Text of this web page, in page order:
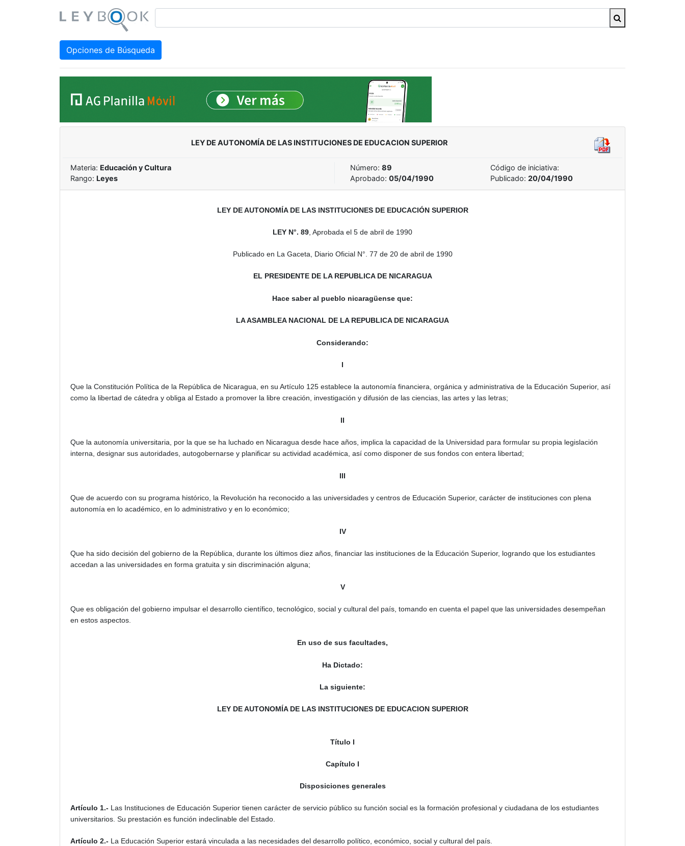
Opciones de Búsqueda
LEY DE AUTONOMÍA DE LAS INSTITUCIONES DE EDUCACION SUPERIOR
Materia: Educación y Cultura
Rango: Leyes
Número: 89
Código de iniciativa:
Aprobado: 05/04/1990 Publicado: 20/04/1990
LEY DE AUTONOMÍA DE LAS INSTITUCIONES DE EDUCACIÓN SUPERIOR
LEY N°. 89, Aprobada el 5 de abril de 1990
Publicado en La Gaceta, Diario Oficial N°. 77 de 20 de abril de 1990
EL PRESIDENTE DE LA REPUBLICA DE NICARAGUA
Hace saber al pueblo nicaragüense que:
LA ASAMBLEA NACIONAL DE LA REPUBLICA DE NICARAGUA
Considerando:
I
Que la Constitución Política de la República de Nicaragua, en su Artículo 125 establece la autonomía financiera, orgánica y administrativa de la Educación Superior, así
como la libertad de cátedra y obliga al Estado a promover la libre creación, investigación y difusión de las ciencias, las artes y las letras;
II
Que la autonomía universitaria, por la que se ha luchado en Nicaragua desde hace años, implica la capacidad de la Universidad para formular su propia legislación
interna, designar sus autoridades, autogobernarse y planificar su actividad académica, así como disponer de sus fondos con entera libertad;
III
Que de acuerdo con su programa histórico, la Revolución ha reconocido a las universidades y centros de Educación Superior, carácter de instituciones con plena
autonomía en lo académico, en lo administrativo y en lo económico;
IV
Que ha sido decisión del gobierno de la República, durante los últimos diez años, financiar las instituciones de la Educación Superior, logrando que los estudiantes
accedan a las universidades en forma gratuita y sin discriminación alguna;
V
Que es obligación del gobierno impulsar el desarrollo científico, tecnológico, social y cultural del país, tomando en cuenta el papel que las universidades desempeñan
en estos aspectos.
En uso de sus facultades,
Ha Dictado:
La siguiente:
LEY DE AUTONOMÍA DE LAS INSTITUCIONES DE EDUCACION SUPERIOR
Título I
Capítulo I
Disposiciones generales
Artículo 1.- Las Instituciones de Educación Superior tienen carácter de servicio público su función social es la formación profesional y ciudadana de los estudiantes
universitarios. Su prestación es función indeclinable del Estado.
Artículo 2.- La Educación Superior estará vinculada a las necesidades del desarrollo político, económico, social y cultural del país.